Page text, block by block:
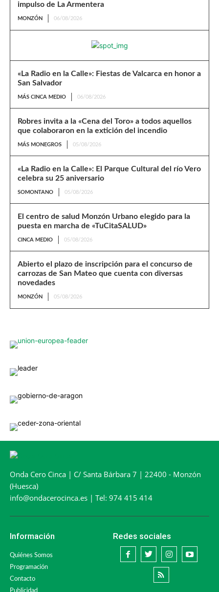
impulso de La Armentera
MONZÓN 06/08/2026
«La Radio en la Calle»: Fiestas de Valcarca en honor a
San Salvador
MÁS CINCA MEDIO 06/08/2026
Robres invita a la «Cena del Toro» a todos aquellos
que colaboraron en la extición del incendio
MÁS MONEGROS 05/08/2026
«La Radio en la Calle»: El Parque Cultural del río Vero
celebra su 25 aniversario
SOMONTANO 05/08/2026
El centro de salud Monzón Urbano elegido para la
puesta en marcha de «TuCitaSALUD»
CINCA MEDIO 05/08/2026
Abierto el plazo de inscripción para el concurso de
carrozas de San Mateo que cuenta con diversas
novedades
MONZÓN 05/08/2026
Onda Cero Cinca | C/ Santa Bárbara 7 | 22400 - Monzón
(Huesca)
info@ondacerocinca.es | Tel: 974 415 414
Información
Quiénes Somos
Programación
Contacto
Redes sociales